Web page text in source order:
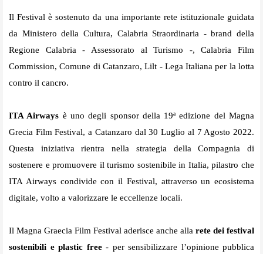
Il Festival è sostenuto da una importante rete istituzionale guidata
da Ministero della Cultura, Calabria Straordinaria - brand della
Regione Calabria - Assessorato al Turismo -, Calabria Film
Commission, Comune di Catanzaro, Lilt - Lega Italiana per la lotta
contro il cancro.
ITA Airways è uno degli sponsor della 19ª edizione del Magna
Grecia Film Festival, a Catanzaro dal 30 Luglio al 7 Agosto 2022.
Questa iniziativa rientra nella strategia della Compagnia di
sostenere e promuovere il turismo sostenibile in Italia, pilastro che
ITA Airways condivide con il Festival, attraverso un ecosistema
digitale, volto a valorizzare le eccellenze locali.
Il Magna Graecia Film Festival aderisce anche alla rete dei festival
sostenibili e plastic free- per sensibilizzare l’opinione pubblica